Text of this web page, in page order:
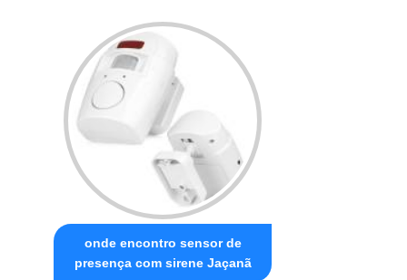
onde encontro sensor de
presença com sirene Jaçanã